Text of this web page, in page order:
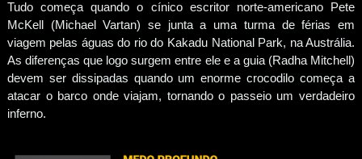
Tudo começa quando o cínico escritor norte-americano Pete
McKell (Michael Vartan) se junta a uma turma de férias em
viagem pelas águas do rio do Kakadu National Park, na Austrália.
As diferenças que logo surgem entre ele e a guia (Radha Mitchell)
devem ser dissipadas quando um enorme crocodilo começa a
atacar o barco onde viajam, tornando o passeio um verdadeiro
inferno.